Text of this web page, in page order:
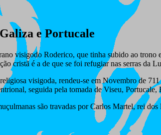
e Portucale
visigodo Roderico, que tinha subido ao
cristã é a de que se foi refugiar nas serras da
visigoda, rendeu-se em Novembro de
seguida pela tomada de Viseu,
são travadas por Carlos Martel, rei